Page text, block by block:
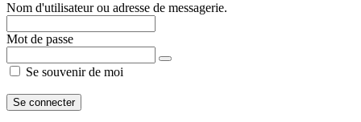
Nom d'utilisateur ou adresse de messagerie.
Mot de passe
Se souvenir de moi